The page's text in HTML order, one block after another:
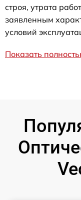
строя, утрата
заявленным
условий
Показать